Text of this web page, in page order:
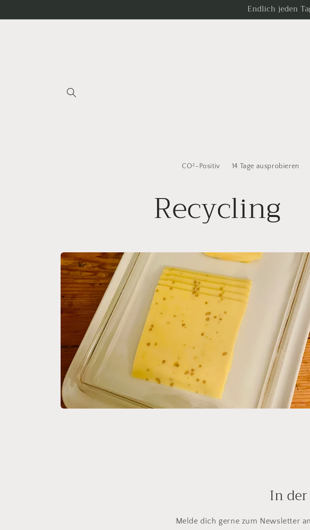
Inhalt
Endlich jeden
CO²-Positiv 14 Tage ausprobieren
Recycling
In
Melde dich gerne zum Newsletter